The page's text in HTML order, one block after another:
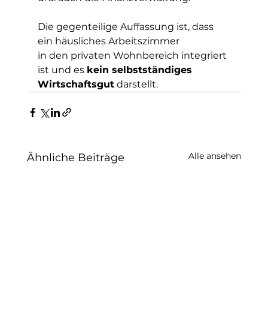
Die gegenteilige Auffassung ist, dass
ein häusliches Arbeitszimmer
in den privaten Wohnbereich integriert
ist und es kein selbstständiges
Wirtschaftsgut darstellt.
Ähnliche Beiträge Alle ansehen